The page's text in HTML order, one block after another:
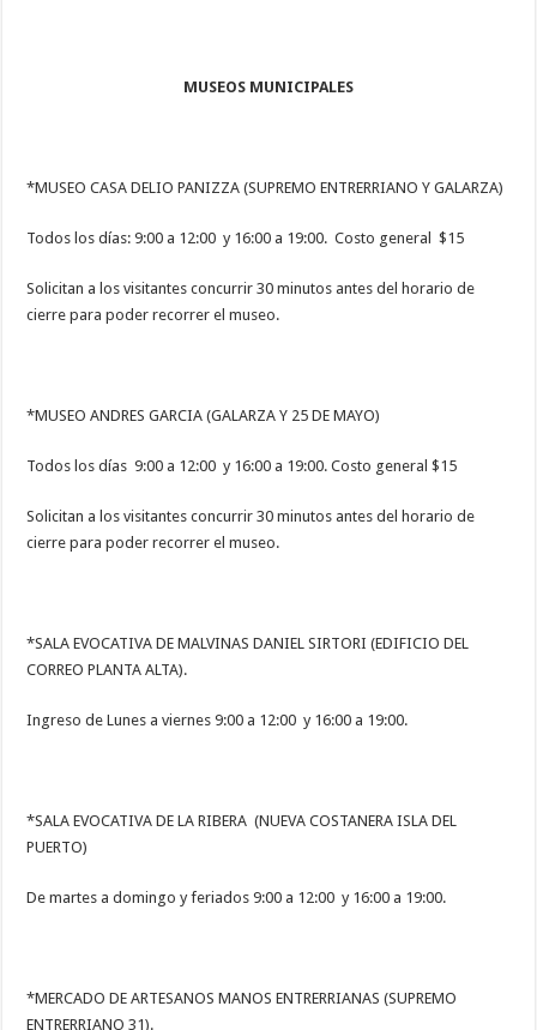
MUSEOS MUNICIPALES
*MUSEO CASA DELIO PANIZZA (SUPREMO ENTRERRIANO Y GALARZA)
Todos los días: 9:00 a 12:00 y 16:00 a 19:00. Costo general $15
Solicitan a los visitantes concurrir 30 minutos antes del horario de
cierre para poder recorrer el museo.
*MUSEO ANDRES GARCIA (GALARZA Y 25 DE MAYO)
Todos los días 9:00 a 12:00 y 16:00 a 19:00. Costo general $15
Solicitan a los visitantes concurrir 30 minutos antes del horario de
cierre para poder recorrer el museo.
*SALA EVOCATIVA DE MALVINAS DANIEL SIRTORI (EDIFICIO DEL
CORREO PLANTA ALTA).
Ingreso de Lunes a viernes 9:00 a 12:00 y 16:00 a 19:00.
*SALA EVOCATIVA DE LA RIBERA (NUEVA COSTANERA ISLA DEL
PUERTO)
De martes a domingo y feriados 9:00 a 12:00 y 16:00 a 19:00.
*MERCADO DE ARTESANOS MANOS ENTRERRIANAS (SUPREMO
ENTRERRIANO 31).